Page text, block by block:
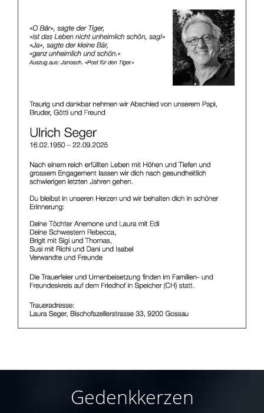
Gedenkkerzen